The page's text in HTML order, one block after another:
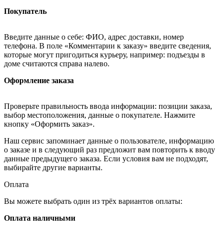
Покупатель
Введите данные о себе: ФИО, адрес доставки, номер
телефона. В поле «Комментарии к заказу» введите сведения,
которые могут пригодиться курьеру, например: подъезды в
доме считаются справа налево.
Оформление заказа
Проверьте правильность ввода информации: позиции заказа,
выбор местоположения, данные о покупателе. Нажмите
кнопку «Оформить заказ».
Наш сервис запоминает данные о пользователе, информацию
о заказе и в следующий раз предложит вам повторить к вводу
данные предыдущего заказа. Если условия вам не подходят,
выбирайте другие варианты.
Оплата
Вы можете выбрать один из трёх вариантов оплаты:
Оплата наличными